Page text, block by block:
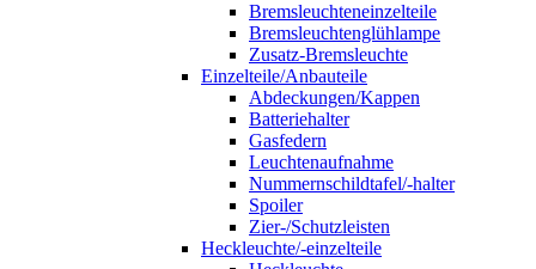
Bremsleuchteneinzelteile
Bremsleuchtenglühlampe
Zusatz-Bremsleuchte
Einzelteile/Anbauteile
Abdeckungen/Kappen
Batteriehalter
Gasfedern
Leuchtenaufnahme
Nummernschildtafel/-halter
Spoiler
Zier-/Schutzleisten
Heckleuchte/-einzelteile